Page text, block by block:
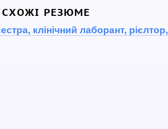
СХОЖІ РЕЗЮМЕ
клінічний лаборант, рієлтор,